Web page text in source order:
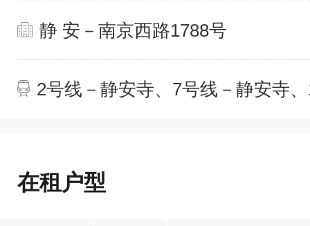
静 安－南京西路1788号
2号线－静安寺、7号线－静安寺
在租户型